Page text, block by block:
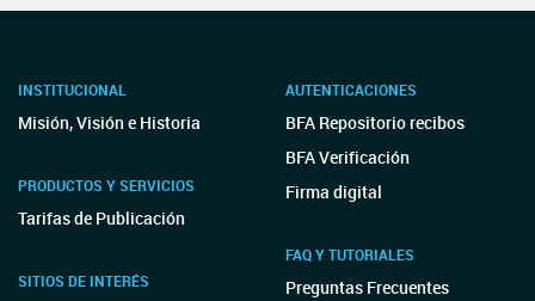
INSTITUCIONAL
Misión, Visión e Historia
PRODUCTOS Y SERVICIOS
Tarifas de Publicación
SITIOS DE INTERÉS
AUTENTICACIONES
BFA Repositorio recibos
BFA Verificación
Firma digital
FAQ Y TUTORIALES
Preguntas Frecuentes